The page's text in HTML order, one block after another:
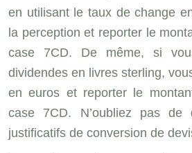
en utilisant le taux de change
la perception et reporter le
case 7CD. De même, si
dividendes en livres sterling,
en euros et reporter le
case 7CD. N’oubliez pas de
justificatifs de conversion de